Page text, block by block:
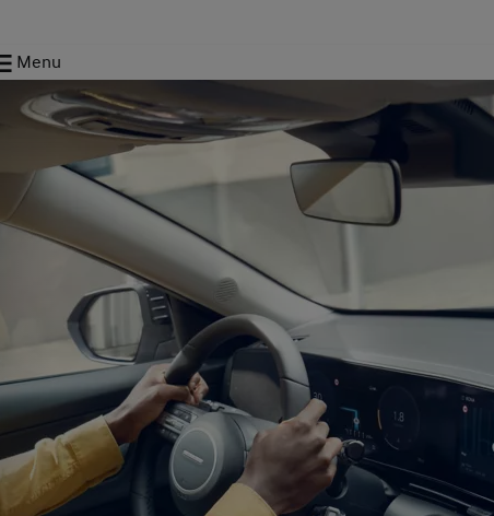
Menu